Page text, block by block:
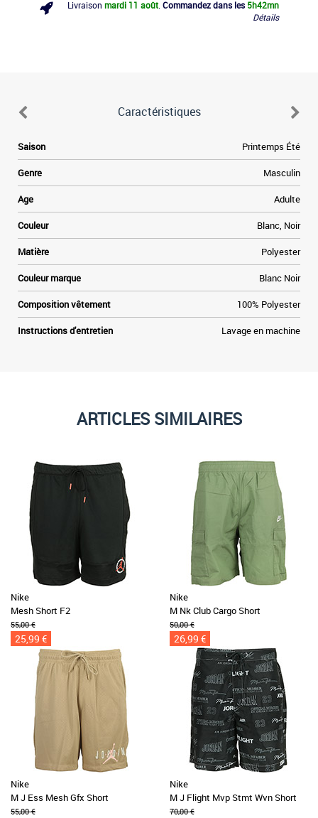
Livraison mardi 11 août. Commandez dans les 5h42mn
Détails
Caractéristiques
Saison Printemps Été
Genre Masculin
Age Adulte
Couleur Blanc, Noir
Matière Polyester
Couleur marque Blanc Noir
Composition vêtement 100% Polyester
Instructions d'entretien Lavage en machine
ARTICLES SIMILAIRES
Nike
Mesh Short F2
55,00 €
25,99 €
Nike
M Nk Club Cargo Short
50,00 €
26,99 €
Nike
M J Ess Mesh Gfx Short
55,00 €
Nike
M J Flight Mvp Stmt Wvn Short
70,00 €